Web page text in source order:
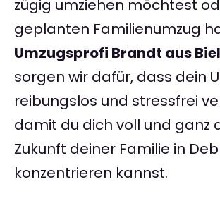
zügig umziehen möchtest
geplanten Familienumzug
Umzugsprofi Brandt aus
sorgen wir dafür, dass dein
reibungslos und stressfrei
damit du dich voll und ganz
Zukunft deiner Familie in
konzentrieren kannst.